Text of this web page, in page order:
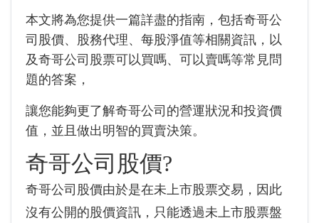
本文將為您提供一篇詳盡的指南，包括奇哥公
司股價、股務代理、每股淨值等相關資訊，以
及奇哥公司股票可以買嗎、可以賣嗎等常見問
題的答案，
讓您能夠更了解奇哥公司的營運狀況和投資價
值，並且做出明智的買賣決策。
奇哥公司股價?
奇哥公司股價由於是在未上市股票交易，因此
沒有公開的股價資訊，只能透過未上市股票盤